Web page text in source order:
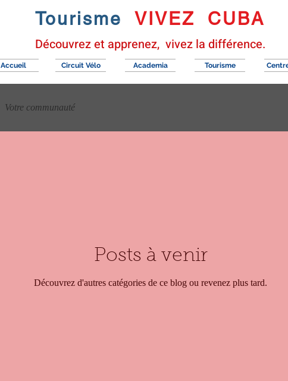
Tourisme VIVEZ CUBA
Découvrez et apprenez, vivez la différence.
Accueil Circuit Vélo Academia Tourisme
Votre communauté
Posts à venir
Découvrez d'autres catégories de ce blog ou revenez plus tard.